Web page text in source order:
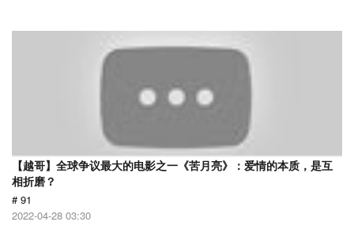
【越哥】全球争议最大的电影之一《苦月亮》：爱情的本质，是互
相折磨？
# 91
2022-04-28 03:30